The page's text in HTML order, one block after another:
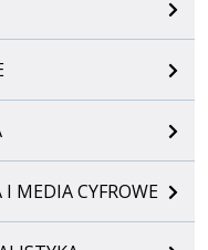
MEDIA CYFROWE